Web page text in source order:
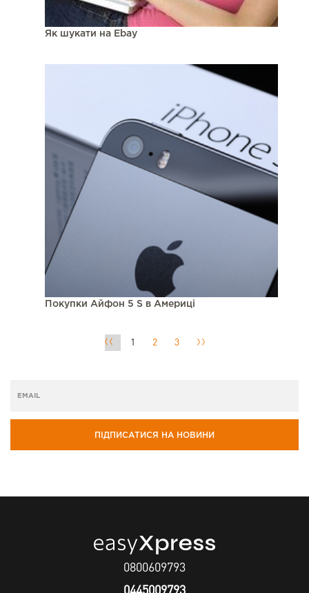
Як шукати на Ebay
Покупки Айфон 5 S в Америці
1 2 3
ПІДПИСАТИСЯ НА НОВИНИ
0800609793